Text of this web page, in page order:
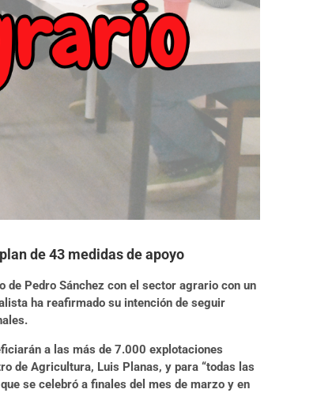
de 43 medidas de apoyo
de Pedro Sánchez con el sector agrario con un
ha reafirmado su intención de seguir
a las más de 7.000 explotaciones
de Agricultura, Luis Planas, y para “todas las
se celebró a finales del mes de marzo y en